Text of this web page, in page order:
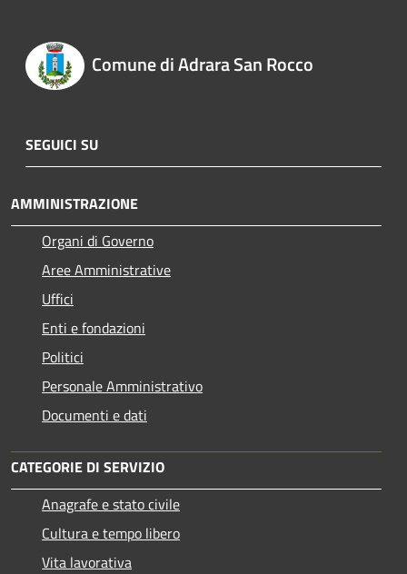
Comune di Adrara San Rocco
SEGUICI SU
AMMINISTRAZIONE
Organi di Governo
Aree Amministrative
Uffici
Enti e fondazioni
Politici
Personale Amministrativo
Documenti e dati
CATEGORIE DI SERVIZIO
Anagrafe e stato civile
Cultura e tempo libero
Vita lavorativa